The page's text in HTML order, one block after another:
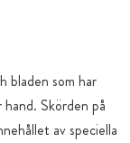
bladen som har
Skörden på
av speciella